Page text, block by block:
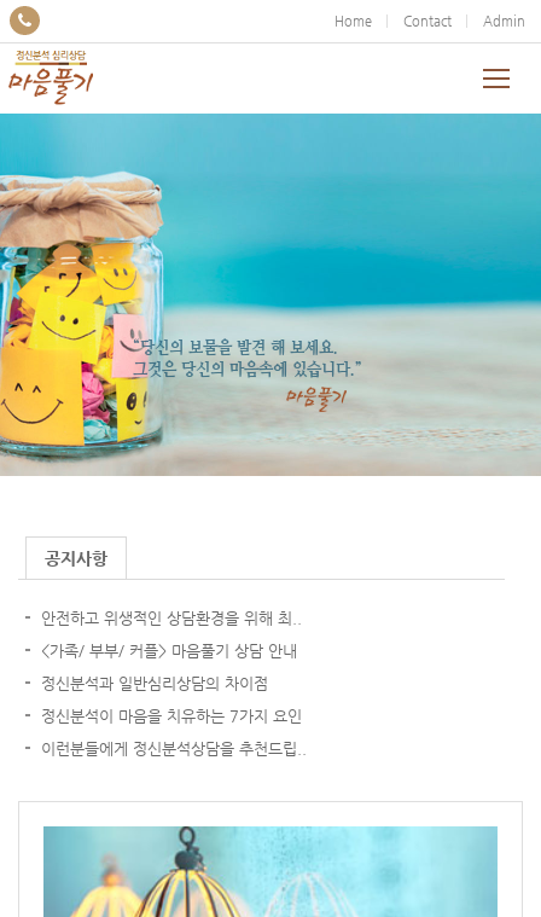
Home Contact Admin
“당신의 보물을 발견 해 보세요.
그것은 당신의 마음속에 있습니다.”
공지사항
안전하고 위생적인 상담환경을 위해 최..
<가족/ 부부/ 커플> 마음풀기 상담 안내
정신분석과 일반심리상담의 차이점
정신분석이 마음을 치유하는 7가지 요인
이런분들에게 정신분석상담을 추천드립..